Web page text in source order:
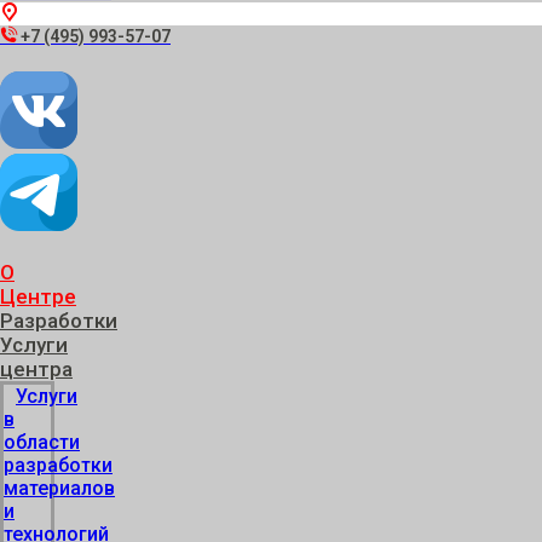
+7 (495) 993-57-07
О
Центре
Разработки
Услуги
центра
Услуги
в
области
разработки
материалов
и
технологий